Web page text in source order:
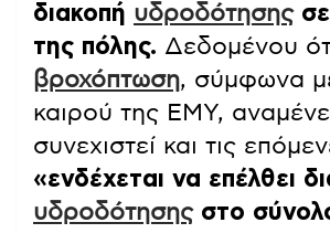
διακοπή υδροδότησηςσε
της πόλης. Δεδομένου
βροχόπτωση, σύμφωνα
καιρού της ΕΜΥ,
συνεχιστεί και τις
«ενδέχεται να επέλθει
υδροδότησηςστο